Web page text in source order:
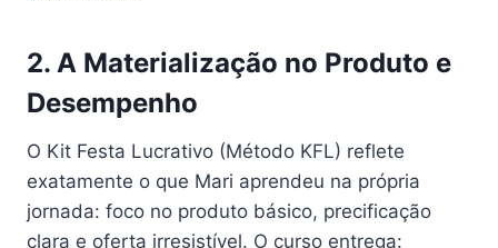
2. A Materialização no Produto e
Desempenho
O Kit Festa Lucrativo (Método KFL) reflete
exatamente o que Mari aprendeu na própria
jornada: foco no produto básico, precificação
clara e oferta irresistível. O curso entrega: